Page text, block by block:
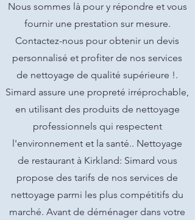
Nous sommes là pour y répondre et vous
fournir une prestation sur mesure.
Contactez-nous pour obtenir un devis
personnalisé et profiter de nos services
de nettoyage de qualité supérieure !.
Simard assure une propreté irréprochable,
en utilisant des produits de nettoyage
professionnels qui respectent
l'environnement et la santé.. Nettoyage
de restaurant à Kirkland: Simard vous
propose des tarifs de nos services de
nettoyage parmi les plus compétitifs du
marché. Avant de déménager dans votre